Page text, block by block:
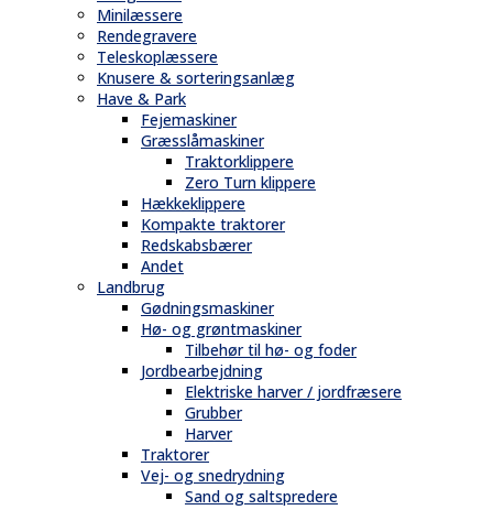
Minilæssere
Rendegravere
Teleskoplæssere
Knusere & sorteringsanlæg
Have & Park
Fejemaskiner
Græsslåmaskiner
Traktorklippere
Zero Turn klippere
Hækkeklippere
Kompakte traktorer
Redskabsbærer
Andet
Landbrug
Gødningsmaskiner
Hø- og grøntmaskiner
Tilbehør til hø- og foder
Jordbearbejdning
Elektriske harver / jordfræsere
Grubber
Harver
Traktorer
Vej- og snedrydning
Sand og saltspredere